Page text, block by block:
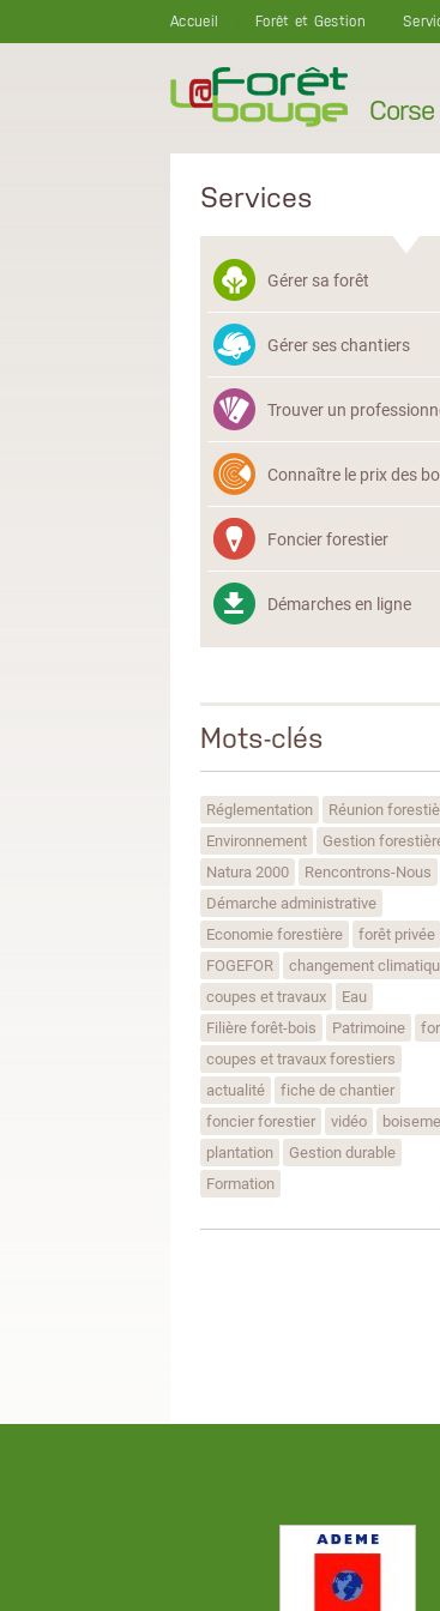
Accueil
Forêt et Gestion
Corse
Services
Gérer sa forêt
Gérer ses chantiers
Trouver un
Connaître le prix des
Foncier forestier
Démarches en ligne
Mots-clés
Réglementation
Réunion
Environnement
Gestion
Natura 2000
Rencontrons-Nous
Démarche administrative
Economie forestière
forêt privée
FOGEFOR
changement
coupes et travaux
Eau
Filière forêt-bois
Patrimoine
coupes et travaux forestiers
actualité
fiche de chantier
foncier forestier
vidéo
plantation
Gestion durable
Formation